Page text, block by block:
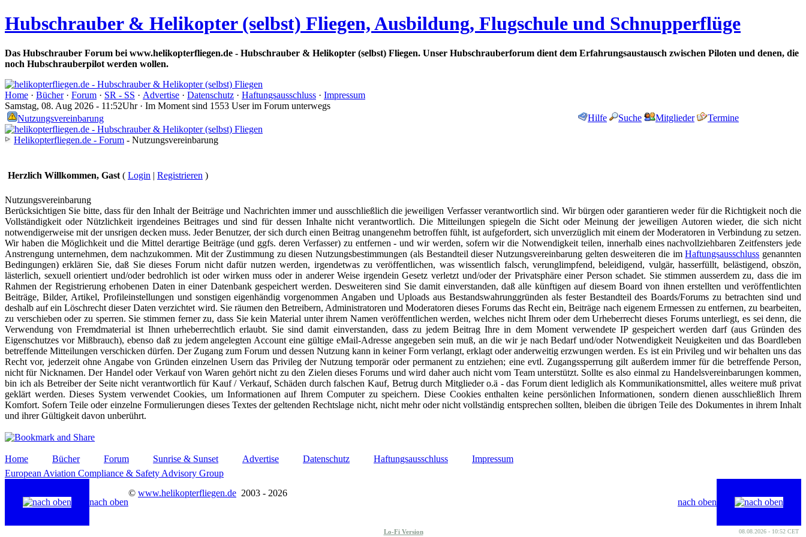
Hubschrauber & Helikopter (selbst) Fliegen, Ausbildung, Flugschule und Schnupperflüge
Das Hubschrauber Forum bei www.helikopterfliegen.de - Hubschrauber & Helikopter (selbst) Fliegen. Unser Hubschrauberforum dient dem Erfahrungsaustausch zwischen Piloten und denen, die
noch Hubschrauberpilot werden wollen.
Home · Bücher· Forum · SR - SS · Advertise · Datenschutz · Haftungsausschluss · Impressum
Samstag, 08. Aug 2026 - 11:52Uhr · Im Moment sind 1553 User im Forum unterwegs
Nutzungsvereinbarung
Hilfe Suche Mitglieder Termine
Helikopterfliegen.de - Forum - Nutzungsvereinbarung
Herzlich Willkommen, Gast ( Login | Registrieren )
Nutzungsvereinbarung
Berücksichtigen Sie bitte, dass für den Inhalt der Beiträge und Nachrichten immer und ausschließlich die jeweiligen Verfasser verantwortlich sind. Wir bürgen oder garantieren weder für die Richtigkeit noch die
Vollständigkeit oder Nützlichkeit irgendeines Beitrages und sind für dessen Inhalte nicht verantwortlich. Die Mitteilungen spiegeln die Sicht oder Meinung der jeweiligen Autoren wieder, die sich nicht
notwendigerweise mit der unsrigen decken muss. Jeder Benutzer, der sich durch einen Beitrag unangenehm betroffen fühlt, ist aufgefordert, sich unverzüglich mit einem der Moderatoren in Verbindung zu setzen.
Wir haben die Möglichkeit und die Mittel derartige Beiträge (und ggfs. deren Verfasser) zu entfernen - und wir werden, sofern wir die Notwendigkeit teilen, innerhalb eines nachvollziehbaren Zeitfensters jede
Anstrengung unternehmen, dem nachzukommen. Mit der Zustimmung zu diesen Nutzungsbestimmungen (als Bestandteil dieser Nutzungsvereinbarung gelten desweiteren die imHaftungsausschluss genannten
Bedingungen) erklären Sie, daß Sie dieses Forum nicht dafür nutzen werden, irgendetwas zu veröffentlichen, was wissentlich falsch, verunglimpfend, beleidigend, vulgär, hasserfüllt, belästigend, obszön,
lästerlich, sexuell orientiert und/oder bedrohlich ist oder wirken muss oder in anderer Weise irgendein Gesetz verletzt und/oder der Privatsphäre einer Person schadet. Sie stimmen ausserdem zu, dass die im
Rahmen der Registrierung erhobenen Daten in einer Datenbank gespeichert werden. Desweiteren sind Sie damit einverstanden, daß alle künftigen auf diesem Board von ihnen erstellten und veröffentlichten
Beiträge, Bilder, Artikel, Profileinstellungen und sonstigen eigenhändig vorgenommen Angaben und Uploads aus Bestandswahrunggründen als fester Bestandteil des Boards/Forums zu betrachten sind und
deshalb auf ein Löschrecht dieser Daten verzichtet wird. Sie räumen den Betreibern, Administratoren und Moderatoren dieses Forums das Recht ein, Beiträge nach eigenem Ermessen zu entfernen, zu bearbeiten,
zu verschieben oder zu sperren. Sie stimmen ferner zu, dass Sie kein Material unter ihrem Namen veröffentlichen werden, welches nicht Ihrem oder dem Urheberrecht dieses Forums unterliegt, es sei denn, die
Verwendung von Fremdmaterial ist Ihnen urheberrechtlich erlaubt. Sie sind damit einverstanden, dass zu jedem Beitrag Ihre in dem Moment verwendete IP gespeichert werden darf (aus Gründen des
Eigenschutzes vor Mißbrauch), ebenso daß zu jedem angelegten Account eine gültige eMail-Adresse angegeben sein muß, an die wir je nach Bedarf und/oder Notwendigkeit Neuigkeiten und das Boardleben
betreffende Mitteilungen verschicken dürfen. Der Zugang zum Forum und dessen Nutzung kann in keiner Form verlangt, erklagt oder anderweitig erzwungen werden. Es ist ein Privileg und wir behalten uns das
Recht vor, jederzeit ohne Angabe von Gründen einzelnen Usern das Privileg der Nutzung temporär oder permanent zu entziehen; eine evtl. Zugangssperrung gilt außerdem immer für die betreffende Person,
nicht für Nicknamen. Der Handel oder Verkauf von Waren gehört nicht zu den Zielen dieses Forums und wird daher auch nicht vom Team unterstützt. Sollte es also einmal zu Handelsvereinbarungen kommen,
bin ich als Betreiber der Seite nicht verantwortlich für Kauf / Verkauf, Schäden durch falschen Kauf, Betrug durch Mitglieder o.ä - das Forum dient lediglich als Kommunikationsmittel, alles weitere muß privat
geklärt werden. Dieses System verwendet Cookies, um Informationen auf Ihrem Computer zu speichern. Diese Cookies enthalten keine persönlichen Informationen, sondern dienen ausschließlich Ihrem
Komfort. Sofern Teile oder einzelne Formulierungen dieses Textes der geltenden Rechtslage nicht, nicht mehr oder nicht vollständig entsprechen sollten, bleiben die übrigen Teile des Dokumentes in ihrem Inhalt
und ihrer Gültigkeit davon unberührt.
Home Bücher Forum Sunrise & Sunset Advertise Datenschutz Haftungsausschluss
Impressum
European Aviation Compliance & Safety Advisory Group
nach oben nach oben
© www.helikopterfliegen.de 2003 - 2026
Lo-Fi Version 08.08.2026 - 10:52 CET